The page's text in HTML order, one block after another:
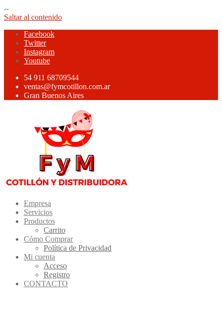
--
Saltar al contenido
Facebook
Twitter
Instagram
Youtube
54 911 68709544
ventas@fymcotillon.com.ar
Gran Buenos Aires
Empresa
Servicios
Productos
Carrito
Cómo Comprar
Política de Privacidad
Mi cuenta
Acceso
Registro
CONTACTO